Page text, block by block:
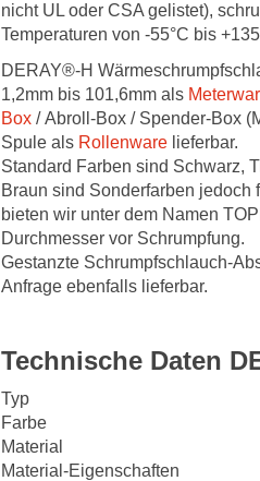
nicht UL oder CSA gelistet),
Temperaturen von -55°C bis
DERAY®-H
1,2mm bis 101,6mm als
Box / Abroll-Box / Spender-Box
Spule als Rollenware lieferbar.
Standard Farben sind Schwarz,
Braun sind Sonderfarben jedoch
bieten wir unter dem Namen
Durchmesser vor Schrumpfung.
Gestanzte Schrumpfschlauch-
Anfrage ebenfalls lieferbar.
Technische Daten
Typ
Farbe
Material
Material-Eigenschaften